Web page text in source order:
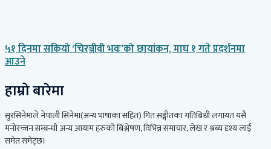
५१ दिनमा सकियो ‘चिरञ्जीवी भवः’को छायांकन, माघ १ गते प्रदर्शनमा
आउने
हाम्रो बारेमा
सुरसिनेमाले नेपाली सिनेमा(अन्य भाषाका सहित) गित सङ्गीतका गतिबिधी लगायत यसै
मनोरन्जन सम्बन्धी अन्य आयाम हरुको बिश्लेषण, विभिन्न समाचार, लेख र श्रब्य दृश्य लाई
समेत समेट्छ।